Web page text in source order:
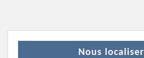
Nous localiser